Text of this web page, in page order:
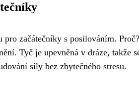
začátečníky s posilováním.
Tyč je upevněná v dráze, takže
síly bez zbytečného stresu.